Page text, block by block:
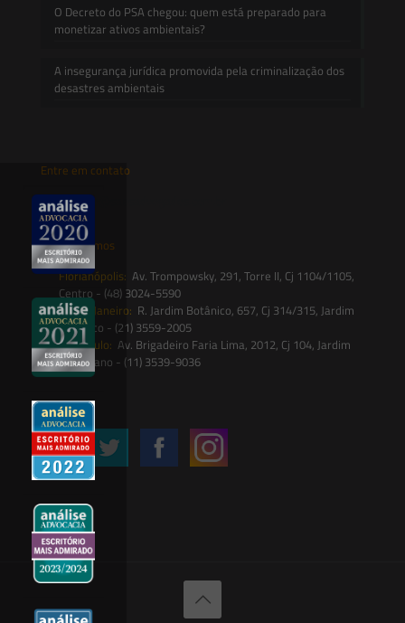
O Decreto do PSA chegou: quem está preparado para
monetizar ativos ambientais?
A insegurança jurídica promovida pela criminalização dos
desastres ambientais
Entre em contato
contato@saesadvogados.com.br
Onde estamos
Florianópolis: Av. Trompowsky, 291, Torre II, Cj 1104/1105,
Centro - (48) 3024-5590
Rio de Janeiro: R. Jardim Botânico, 657, Cj 314/315, Jardim
Botânico - (21) 3559-2005
São Paulo: Av. Brigadeiro Faria Lima, 2012, Cj 104, Jardim
Paulistano - (11) 3539-9036
Siga-nos